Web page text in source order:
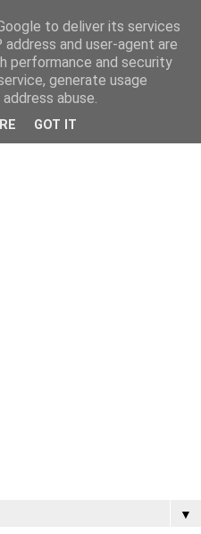
▼
to deliver its services
and user-agent are
performance and security
generate usage
abuse.
GOT IT